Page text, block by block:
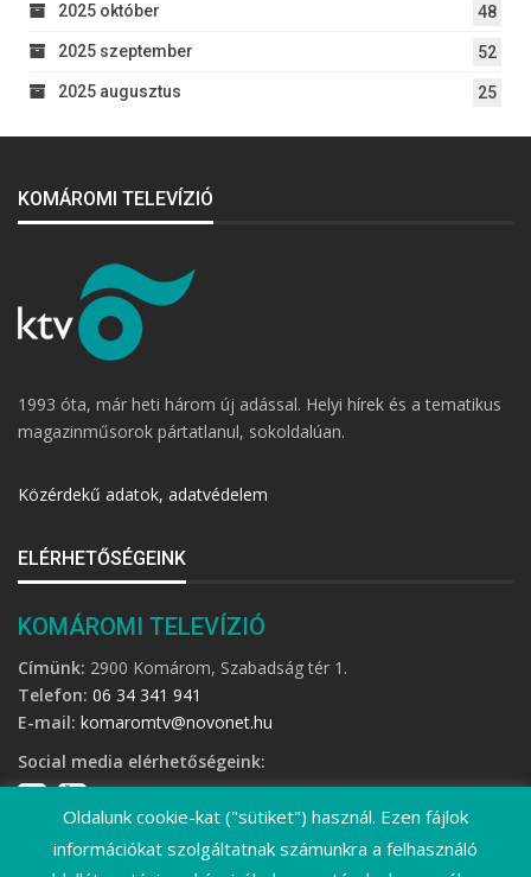
2025 október 48
2025 szeptember 52
2025 augusztus 25
KOMÁROMI TELEVÍZIÓ
1993 óta, már heti három új adással. Helyi hírek és a tematikus
magazinműsorok pártatlanul, sokoldalúan.
Közérdekű adatok, adatvédelem
ELÉRHETŐSÉGEINK
KOMÁROMI TELEVÍZIÓ
Címünk: 2900 Komárom, Szabadság tér 1.
Telefon: 06 34 341 941
E-mail: komaromtv@novonet.hu
Social media elérhetőségeink:
Oldalunk cookie-kat ("sütiket") használ. Ezen fájlok
információkat szolgáltatnak számunkra a felhasználó